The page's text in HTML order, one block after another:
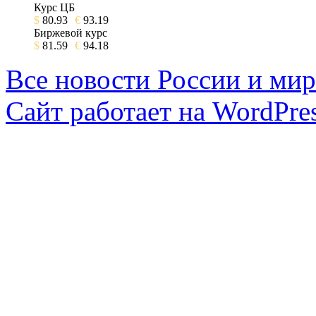
Курс ЦБ
$ 80.93 € 93.19
Биржевой курс
$ 81.59 € 94.18
Все новости России и
Сайт работает на